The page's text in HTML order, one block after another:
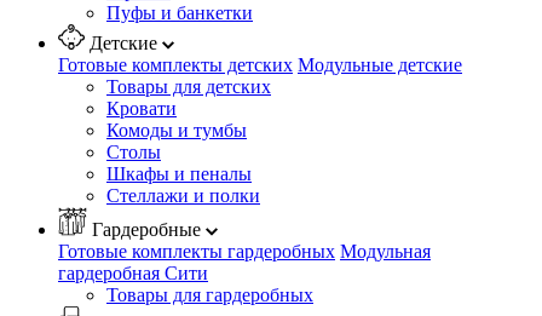
Пуфы и банкетки
Детские
Готовые комплекты детских Модульные детские
Товары для детских
Кровати
Комоды и тумбы
Столы
Шкафы и пеналы
Стеллажи и полки
Гардеробные
Готовые комплекты гардеробных Модульная
гардеробная Сити
Товары для гардеробных